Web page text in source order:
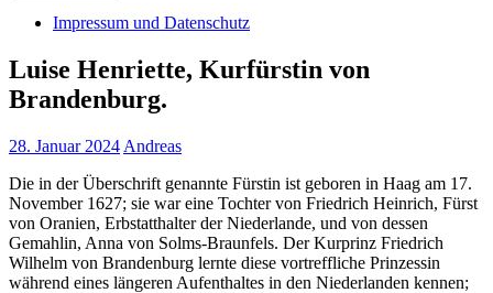
Impressum und Datenschutz
Luise Henriette, Kurfürstin von
Brandenburg.
28. Januar 2024 Andreas
Die in der Überschrift genannte Fürstin ist geboren in Haag am 17.
November 1627; sie war eine Tochter von Friedrich Heinrich, Fürst
von Oranien, Erbstatthalter der Niederlande, und von dessen
Gemahlin, Anna von Solms-Braunfels. Der Kurprinz Friedrich
Wilhelm von Brandenburg lernte diese vortreffliche Prinzessin
während eines längeren Aufenthaltes in den Niederlanden kennen;